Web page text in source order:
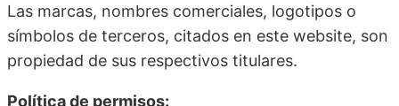
Las marcas, nombres comerciales, logotipos o
símbolos de terceros, citados en este website, son
propiedad de sus respectivos titulares.
Política de permisos: